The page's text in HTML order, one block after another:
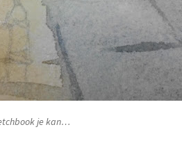
je kan…